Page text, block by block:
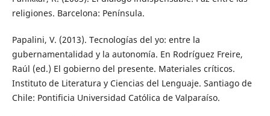
religiones. Barcelona: Península.
Papalini, V. (2013). Tecnologías del yo: entre la
gubernamentalidad y la autonomía. En Rodríguez Freire,
Raúl (ed.) El gobierno del presente. Materiales críticos.
Instituto de Literatura y Ciencias del Lenguaje. Santiago de
Chile: Pontificia Universidad Católica de Valparaíso.